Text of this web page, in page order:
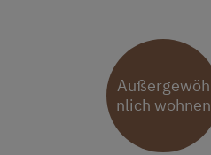
Außergewöh
nlich wohnen